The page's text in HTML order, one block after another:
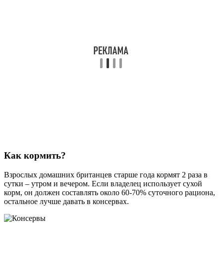
Как кормить?
Взрослых домашних британцев старше года кормят 2 раза в
сутки – утром и вечером. Если владелец использует сухой
корм, он должен составлять около 60-70% суточного рациона,
остальное лучше давать в консервах.